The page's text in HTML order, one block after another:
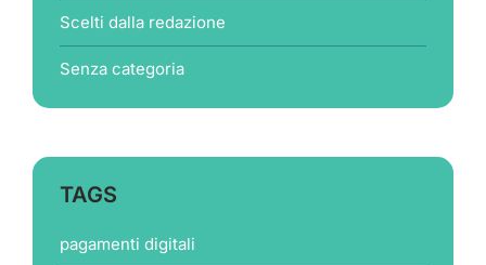
Scelti dalla redazione
Senza categoria
TAGS
pagamenti digitali